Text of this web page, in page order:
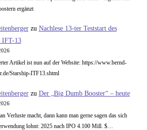
ergänzt
zu Nachlese 13-ter Teststart des
IFT-13
Artikel ist nun auf der Website: https://www.bernd-
Starship-ITF13.shtml
zu Der „Big Dumb Booster“ – heute
Verluste macht, dann kann man gerne sagen das sich
lohnt: 2025 nach IPO 4.100 Mill. $…